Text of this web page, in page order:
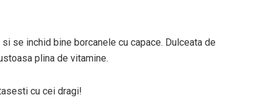
se inchid bine borcanele cu capace. Dulceata de
plina de vitamine.
cu cei dragi!